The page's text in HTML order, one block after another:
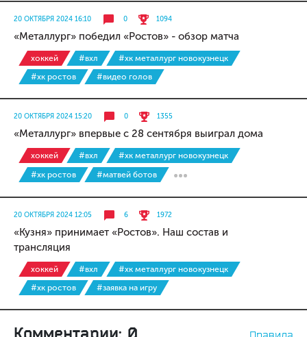
20 ОКТЯБРЯ 2024 16:10 0 1094
«Металлург» победил «Ростов» - обзор матча
хоккей #вхл
#хк металлург новокузнецк
#хк ростов
#видео голов
20 ОКТЯБРЯ 2024 15:20 0 1355
«Металлург» впервые с 28 сентября выиграл дома
хоккей #вхл
#хк металлург новокузнецк
#хк ростов
#матвей ботов
20 ОКТЯБРЯ 2024 12:05 6 1972
«Кузня» принимает «Ростов». Наш состав и
трансляция
хоккей #вхл
#хк металлург новокузнецк
#хк ростов
#заявка на игру
Комментарии: 0